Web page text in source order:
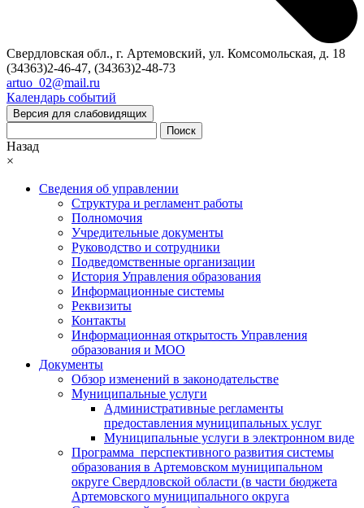
Свердловская обл., г. Артемовский, ул. Комсомольская, д. 18
(34363)2-46-47, (34363)2-48-73
artuo_02@mail.ru
Календарь событий
Версия для слабовидящих
Поиск
Назад
×
Сведения об управлении
Структура и регламент работы
Полномочия
Учредительные документы
Руководство и сотрудники
Подведомственные организации
История Управления образования
Информационные системы
Реквизиты
Контакты
Информационная открытость Управления
образования и МОО
Документы
Обзор изменений в законодательстве
Муниципальные услуги
Административные регламенты
предоставления муниципальных услуг
Муниципальные услуги в электронном виде
Программа перспективного развития системы
образования в Артемовском муниципальном
округе Свердловской области (в части бюджета
Артемовского муниципального округа